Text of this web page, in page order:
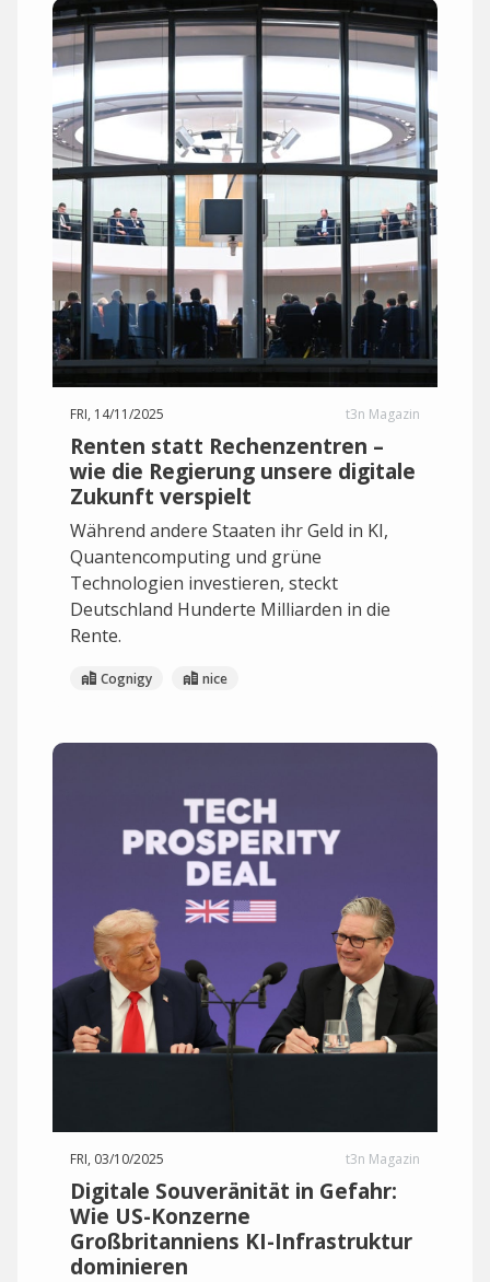
FRI, 14/11/2025 t3n Magazin
Renten statt Rechenzentren –
wie die Regierung unsere digitale
Zukunft verspielt
Während andere Staaten ihr Geld in KI,
Quantencomputing und grüne
Technologien investieren, steckt
Deutschland Hunderte Milliarden in die
Rente.
Cognigy nice
FRI, 03/10/2025 t3n Magazin
Digitale Souveränität in Gefahr:
Wie US-Konzerne
Großbritanniens KI-Infrastruktur
dominieren